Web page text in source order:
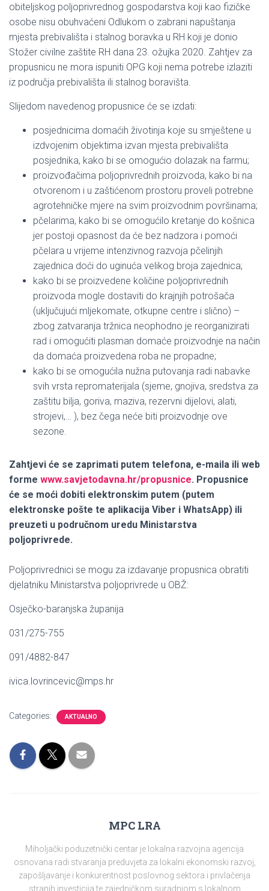
obiteljskog poljoprivrednog gospodarstva koji kao fizičke
osobe nisu obuhvaćeni Odlukom o zabrani napuštanja
mjesta prebivališta i stalnog boravka u RH koji je donio
Stožer civilne zaštite RH dana 23. ožujka 2020. Zahtjev za
propusnicu ne mora ispuniti OPG koji nema potrebe izlaziti
iz područja prebivališta ili stalnog boravišta.
Slijedom navedenog propusnice će se izdati:
posjednicima domaćih životinja koje su smještene u
izdvojenim objektima izvan mjesta prebivališta
posjednika, kako bi se omogućio dolazak na farmu;
proizvođačima poljoprivrednih proizvoda, kako bi na
otvorenom i u zaštićenom prostoru proveli potrebne
agrotehničke mjere na svim proizvodnim površinama;
pčelarima, kako bi se omogućilo kretanje do košnica
jer postoji opasnost da će bez nadzora i pomoći
pčelara u vrijeme intenzivnog razvoja pčelinjih
zajednica doći do uginuća velikog broja zajednica;
kako bi se proizvedene količine poljoprivrednih
proizvoda mogle dostaviti do krajnjih potrošača
(uključujući mljekomate, otkupne centre i slično) –
zbog zatvaranja tržnica neophodno je reorganizirati
rad i omogućiti plasman domaće proizvodnje na način
da domaća proizvedena roba ne propadne;
kako bi se omogućila nužna putovanja radi nabavke
svih vrsta repromaterijala (sjeme, gnojiva, sredstva za
zaštitu bilja, goriva, maziva, rezervni dijelovi, alati,
strojevi,… ), bez čega neće biti proizvodnje ove
sezone.
Zahtjevi će se zaprimati putem telefona, e-maila ili web
forme www.savjetodavna.hr/propusnice. Propusnice
će se moći dobiti elektronskim putem (putem
elektronske pošte te aplikacija Viber i WhatsApp) ili
preuzeti u područnom uredu Ministarstva
poljoprivrede.
Poljoprivrednici se mogu za izdavanje propusnica obratiti
djelatniku Ministarstva poljoprivrede u OBŽ:
Osječko-baranjska županija
031/275-755
091/4882-847
ivica.lovrincevic@mps.hr
Categories: AKTUALNO
MPC LRA
Miholjački poduzetnički centar je lokalna razvojna agencija
osnovana radi stvaranja preduvjeta za lokalni ekonomski razvoj,
zapošljavanje i konkurentnost poslovnog sektora i privlačenja
stranih investicija te zajedničkom suradnjom s lokalnom